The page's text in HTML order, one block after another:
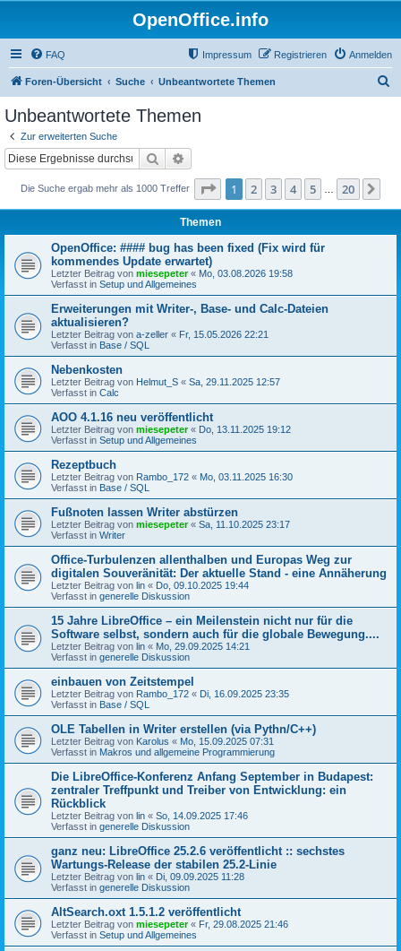
OpenOffice.info
FAQ Anmelden
Registrieren
Impressum
Foren-Übersicht Suche Unbeantwortete Themen
Unbeantwortete Themen
Zur erweiterten Suche
Suche
Die Suche ergab mehr als 1000 Treffer Seite 1von 20
1 2 3 4 5 20
Themen
OpenOffice: #### bug has been fixed (Fix wird für
kommendes Update erwartet)
Letzter Beitrag von miesepeter« Mo, 03.08.2026 19:58
Verfasst in Setup und Allgemeines
Erweiterungen mit Writer-, Base- und Calc-Dateien
aktualisieren?
Letzter Beitrag von a-zeller « Fr, 15.05.2026 22:21
Verfasst in Base / SQL
Nebenkosten
Letzter Beitrag von Helmut_S « Sa, 29.11.2025 12:57
Verfasst in Calc
AOO 4.1.16 neu veröffentlicht
Letzter Beitrag von miesepeter« Do, 13.11.2025 19:12
Verfasst in Setup und Allgemeines
Rezeptbuch
Letzter Beitrag von Rambo_172 « Mo, 03.11.2025 16:30
Verfasst in Base / SQL
Fußnoten lassen Writer abstürzen
Letzter Beitrag von miesepeter« Sa, 11.10.2025 23:17
Verfasst in Writer
Office-Turbulenzen allenthalben und Europas Weg zur
digitalen Souveränität: Der aktuelle Stand - eine Annäherung
Letzter Beitrag von lin « Do, 09.10.2025 19:44
Verfasst in generelle Diskussion
15 Jahre LibreOffice – ein Meilenstein nicht nur für die
Software selbst, sondern auch für die globale Bewegung....
Letzter Beitrag von lin « Mo, 29.09.2025 14:21
Verfasst in generelle Diskussion
einbauen von Zeitstempel
Letzter Beitrag von Rambo_172 « Di, 16.09.2025 23:35
Verfasst in Base / SQL
OLE Tabellen in Writer erstellen (via Pythn/C++)
Letzter Beitrag von Karolus « Mo, 15.09.2025 07:31
Verfasst in Makros und allgemeine Programmierung
Die LibreOffice-Konferenz Anfang September in Budapest:
zentraler Treffpunkt und Treiber von Entwicklung: ein
Rückblick
Letzter Beitrag von lin « So, 14.09.2025 17:46
Verfasst in generelle Diskussion
ganz neu: LibreOffice 25.2.6 veröffentlicht :: sechstes
Wartungs-Release der stabilen 25.2-Linie
Letzter Beitrag von lin « Di, 09.09.2025 11:28
Verfasst in generelle Diskussion
AltSearch.oxt 1.5.1.2 veröffentlicht
Letzter Beitrag von miesepeter« Fr, 29.08.2025 21:46
Verfasst in Setup und Allgemeines